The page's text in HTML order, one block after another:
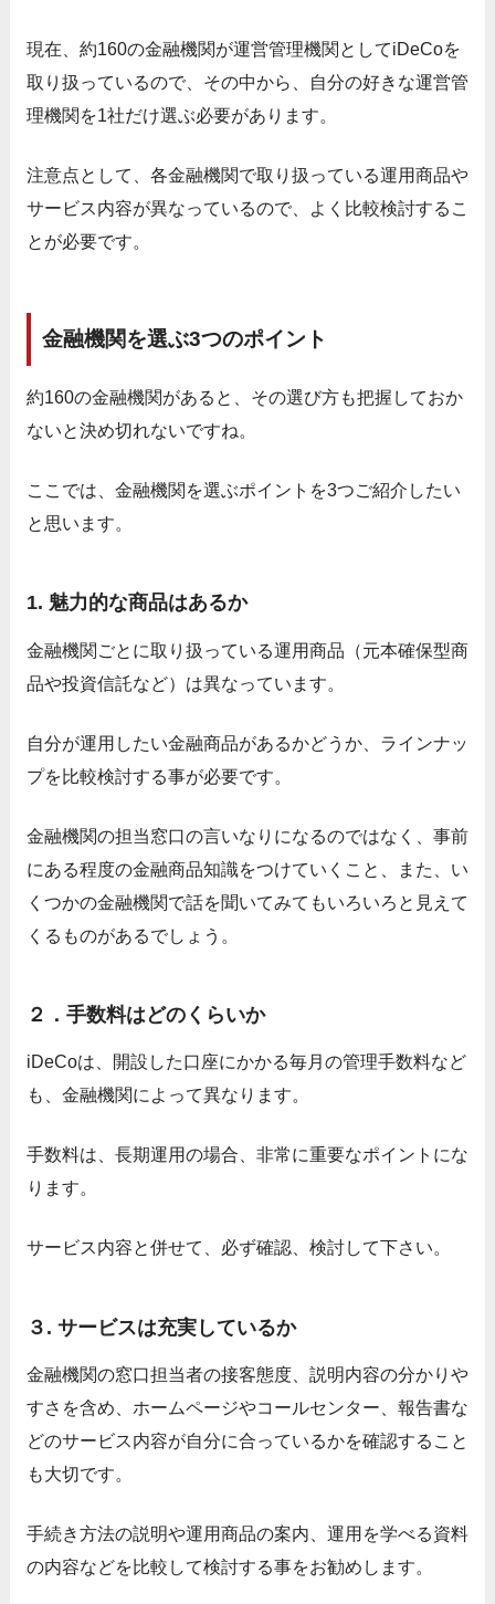
現在、約160の金融機関が運営管理機関としてiDeCoを
取り扱っているので、その中から、自分の好きな運営管
理機関を1社だけ選ぶ必要があります。
注意点として、各金融機関で取り扱っている運用商品や
サービス内容が異なっているので、よく比較検討するこ
とが必要です。
金融機関を選ぶ3つのポイント
約160の金融機関があると、その選び方も把握しておか
ないと決め切れないですね。
ここでは、金融機関を選ぶポイントを3つご紹介したい
と思います。
1. 魅力的な商品はあるか
金融機関ごとに取り扱っている運用商品（元本確保型商
品や投資信託など）は異なっています。
自分が運用したい金融商品があるかどうか、ラインナッ
プを比較検討する事が必要です。
金融機関の担当窓口の言いなりになるのではなく、事前
にある程度の金融商品知識をつけていくこと、また、い
くつかの金融機関で話を聞いてみてもいろいろと見えて
くるものがあるでしょう。
２．手数料はどのくらいか
iDeCoは、開設した口座にかかる毎月の管理手数料など
も、金融機関によって異なります。
手数料は、長期運用の場合、非常に重要なポイントにな
ります。
サービス内容と併せて、必ず確認、検討して下さい。
３. サービスは充実しているか
金融機関の窓口担当者の接客態度、説明内容の分かりや
すさを含め、ホームページやコールセンター、報告書な
どのサービス内容が自分に合っているかを確認すること
も大切です。
手続き方法の説明や運用商品の案内、運用を学べる資料
の内容などを比較して検討する事をお勧めします。